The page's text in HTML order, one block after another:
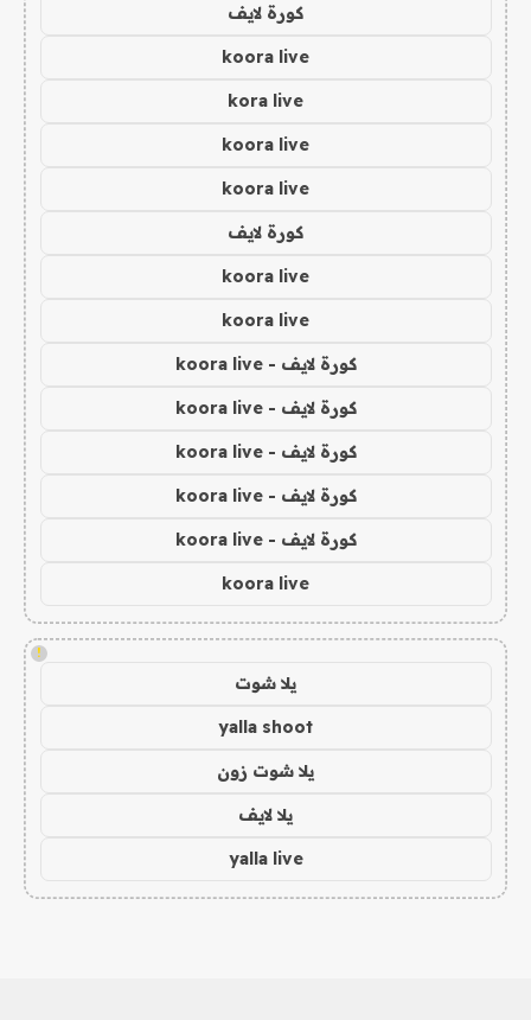
كورة لايف
koora live
kora live
koora live
koora live
كورة لايف
koora live
koora live
كورة لايف - koora live
كورة لايف - koora live
كورة لايف - koora live
كورة لايف - koora live
كورة لايف - koora live
koora live
!
يلا شوت
yalla shoot
يلا شوت زون
يلا لايف
yalla live